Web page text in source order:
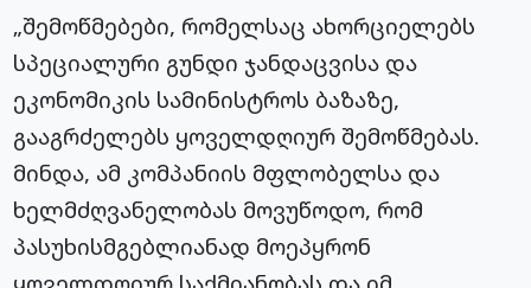
„შემოწმებები, რომელსაც ახორციელებს
სპეციალური გუნდი ჯანდაცვისა და
ეკონომიკის სამინისტროს ბაზაზე,
გააგრძელებს ყოველდღიურ შემოწმებას.
მინდა, ამ კომპანიის მფლობელსა და
ხელმძღვანელობას მოვუწოდო, რომ
პასუხისმგებლიანად მოეპყრონ